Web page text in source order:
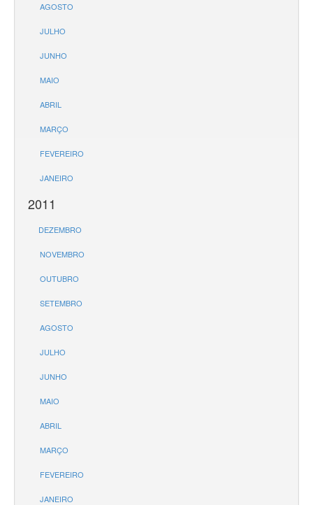
AGOSTO
JULHO
JUNHO
MAIO
ABRIL
MARÇO
FEVEREIRO
JANEIRO
2011
DEZEMBRO
NOVEMBRO
OUTUBRO
SETEMBRO
AGOSTO
JULHO
JUNHO
MAIO
ABRIL
MARÇO
FEVEREIRO
JANEIRO